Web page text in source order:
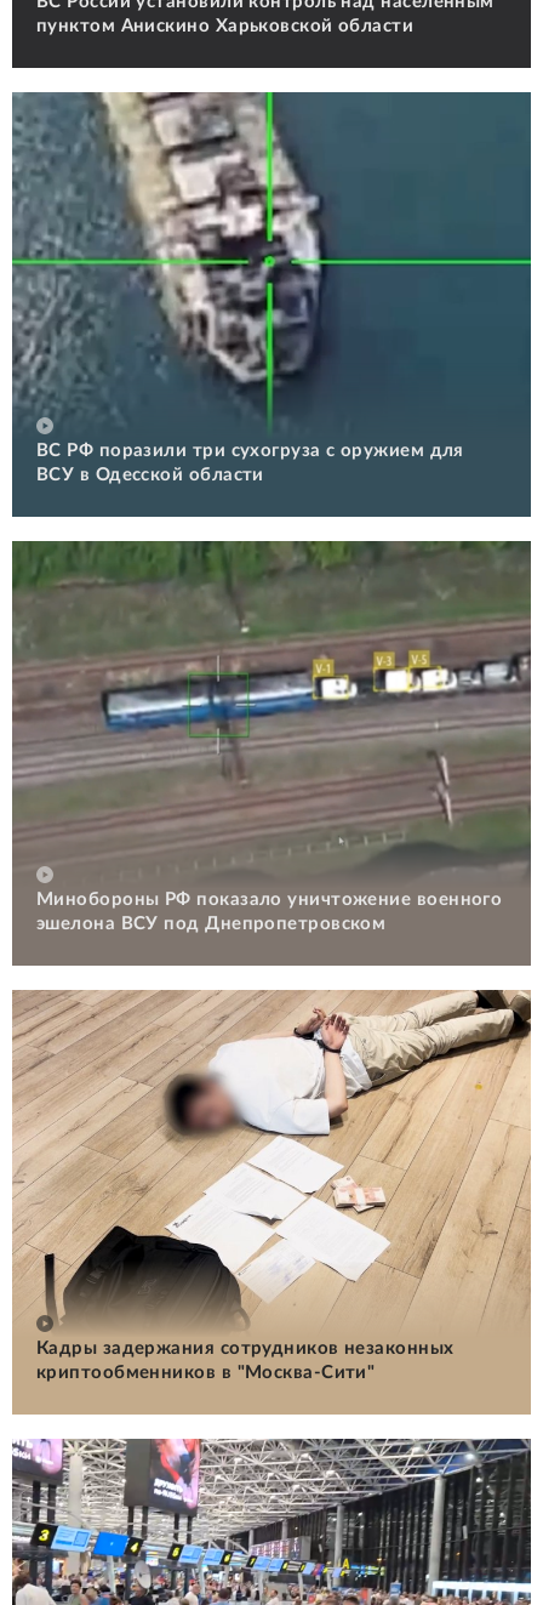
пунктом Анискино Харьковской области
ВС РФ поразили три сухогруза с оружием для
ВСУ в Одесской области
Минобороны РФ показало уничтожение военного
эшелона ВСУ под Днепропетровском
Кадры задержания сотрудников незаконных
криптообменников в "Москва-Сити"